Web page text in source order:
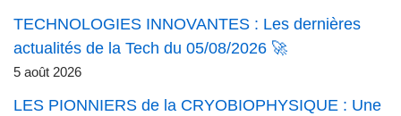
TECHNOLOGIES INNOVANTES : Les dernières
actualités de la Tech du 05/08/2026 🚀
5 août 2026
LES PIONNIERS de la CRYOBIOPHYSIQUE : Une